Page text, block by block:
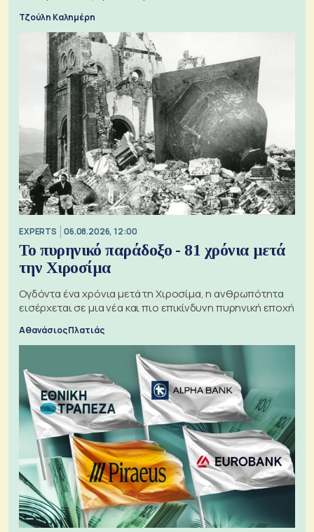
Τζούλη Καλημέρη
EXPERTS 06.08.2026, 12:00
Το πυρηνικό παράδοξο - 81 χρόνια μετά
την Χιροσίμα
Ογδόντα ένα χρόνια μετά τη Χιροσίμα, η ανθρωπότητα
εισέρχεται σε μια νέα και πιο επικίνδυνη πυρηνική εποχή
Αθανάσιος Πλατιάς